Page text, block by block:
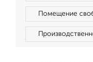
Помещение